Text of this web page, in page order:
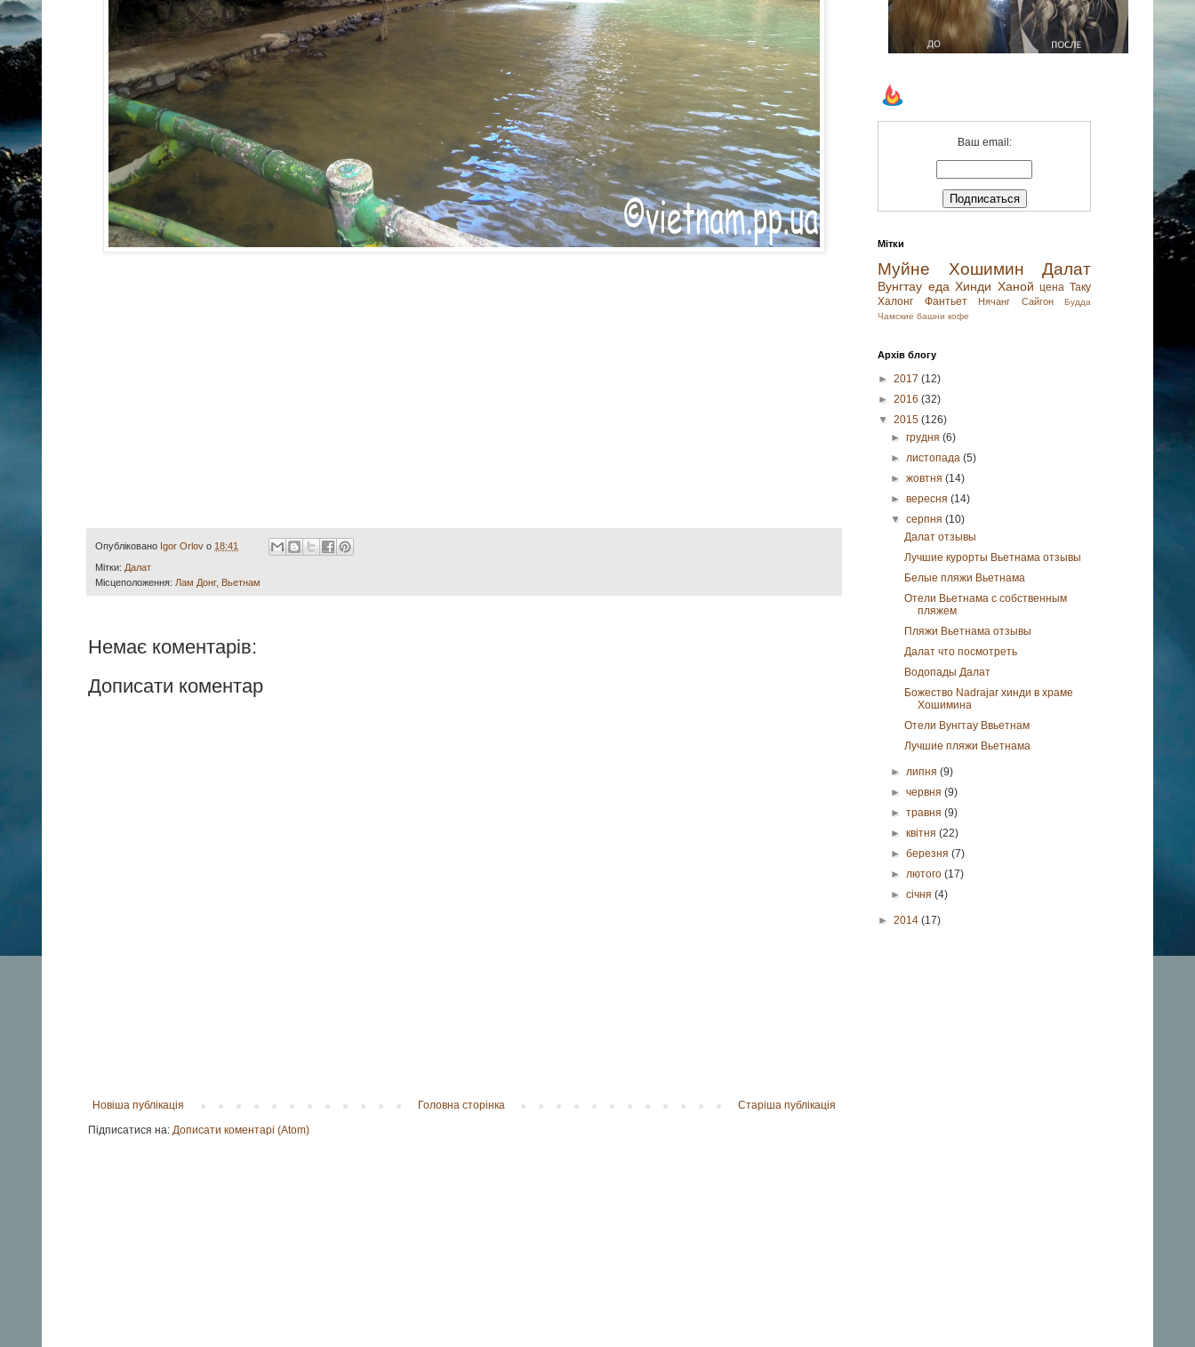
Опубліковано Igor Orlov о 18:41
Мітки: Далат
Місцеположення: Лам Донг, Вьетнам
Немає коментарів:
Дописати коментар
Новіша публікація Старіша публікація
Головна сторінка
Підписатися на: Дописати коментарі (Atom)
Ваш email:
Мітки
Муйне Хошимин Далат
Вунгтау еда Хинди Ханой цена Таку
Халонг
Фантьет Нячанг Сайгон
Будда
Чамские башни кофе
Архів блогу
► 2017 (12)
► 2016 (32)
▼ 2015 (126)
►грудня(6)
► листопада(5)
►жовтня(14)
►вересня(14)
▼серпня(10)
Далат отзывы
Лучшие курорты Вьетнама отзывы
Белые пляжи Вьетнама
Отели Вьетнама с собственным
пляжем
Пляжи Вьетнама отзывы
Далат что посмотреть
Водопады Далат
Божество Nadrajar хинди в храме
Хошимина
Отели Вунгтау Ввьетнам
Лучшие пляжи Вьетнама
► липня(9)
►червня(9)
►травня(9)
►квітня(22)
►березня(7)
► лютого(17)
►січня(4)
► 2014 (17)